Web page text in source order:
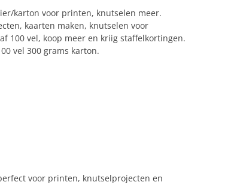
karton voor printen, knutselen meer.
kaarten maken, knutselen voor
100 vel, koop meer en kriig staffelkortingen.
vel 300 grams karton.
voor printen, knutselprojecten en